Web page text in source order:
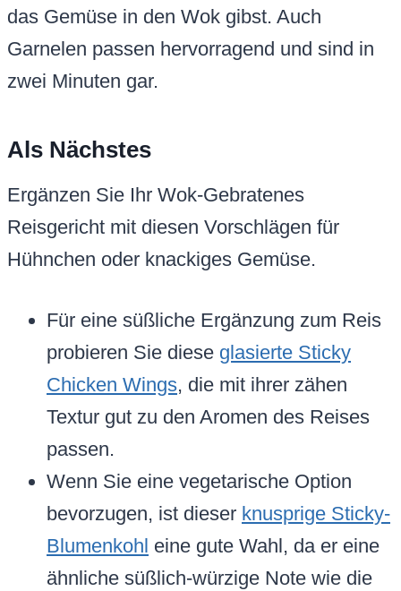
das Gemüse in den Wok gibst. Auch
Garnelen passen hervorragend und sind in
zwei Minuten gar.
Als Nächstes
Ergänzen Sie Ihr Wok-Gebratenes
Reisgericht mit diesen Vorschlägen für
Hühnchen oder knackiges Gemüse.
Für eine süßliche Ergänzung zum Reis
probieren Sie diese glasierte Sticky
Chicken Wings, die mit ihrer zähen
Textur gut zu den Aromen des Reises
passen.
Wenn Sie eine vegetarische Option
bevorzugen, ist dieser knusprige Sticky-
Blumenkohl eine gute Wahl, da er eine
ähnliche süßlich-würzige Note wie die